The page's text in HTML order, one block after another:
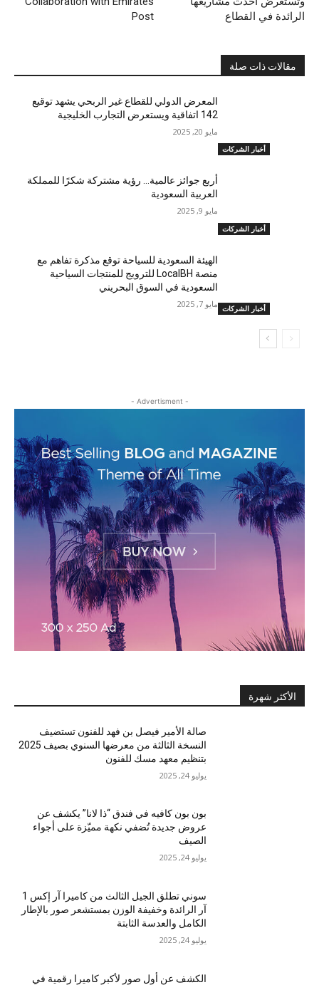
Post
الرائدة في القطاع
مقالات ذات صلة
أخبار الشركات
المعرض الدولي للقطاع غير الربحي يشهد توقيع
142 اتفاقية ويستعرض التجارب الخليجية
مايو 20, 2025
أخبار الشركات
أربع جوائز عالمية… رؤية مشتركة شكرًا للمملكة
العربية السعودية
مايو 9, 2025
أخبار الشركات
الهيئة السعودية للسياحة توقع مذكرة تفاهم مع
منصة LocalBH للترويج للمنتجات السياحية
السعودية في السوق البحريني
مايو 7, 2025
- Advertisment -
الأكثر شهرة
صالة الأمير فيصل بن فهد للفنون تستضيف
النسخة الثالثة من معرضها السنوي بصيف 2025
بتنظيم معهد مسك للفنون
يوليو 24, 2025
بون بون كافيه في فندق “ذا لانا” يكشف عن
عروض جديدة تُضفي نكهة مميّزة على أجواء
الصيف
يوليو 24, 2025
سوني تطلق الجيل الثالث من كاميرا آر إكس 1
آر الرائدة وخفيفة الوزن بمستشعر صور بالإطار
الكامل والعدسة الثابتة
يوليو 24, 2025
الكشف عن أول صور لأكبر كاميرا رقمية في